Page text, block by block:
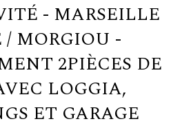
- MARSEILLE
/ MORGIOU -
2PIÈCES DE
LOGGIA,
ET GARAGE